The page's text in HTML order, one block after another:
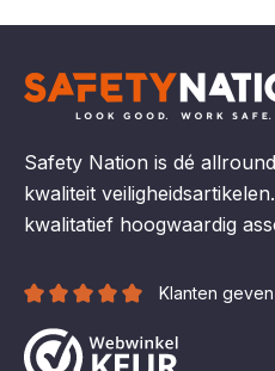
Safety Nation is dé
kwaliteit
kwalitatief hoogwaardig
Klanten geven